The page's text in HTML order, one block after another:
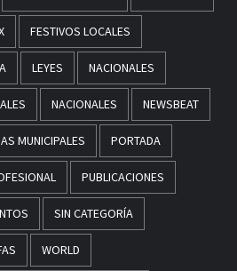
FESTIVOS LOCALES
LEYES NACIONALES
NACIONALES NEWSBEAT
MUNICIPALES PORTADA
PUBLICACIONES
SIN CATEGORÍA
WORLD